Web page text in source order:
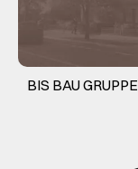
BIS BAU GRUPPE